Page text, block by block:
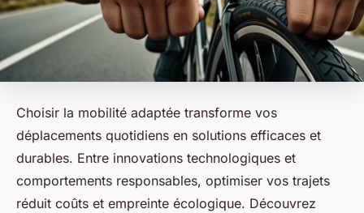
Choisir la mobilité adaptée transforme vos
déplacements quotidiens en solutions efficaces et
durables. Entre innovations technologiques et
comportements responsables, optimiser vos trajets
réduit coûts et empreinte écologique. Découvrez